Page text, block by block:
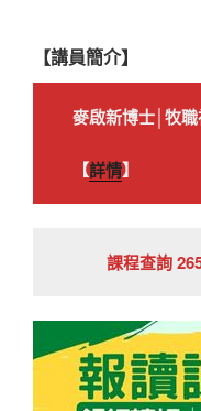
【講員簡介】
麥啟新博士│牧
【詳情】
課程查詢